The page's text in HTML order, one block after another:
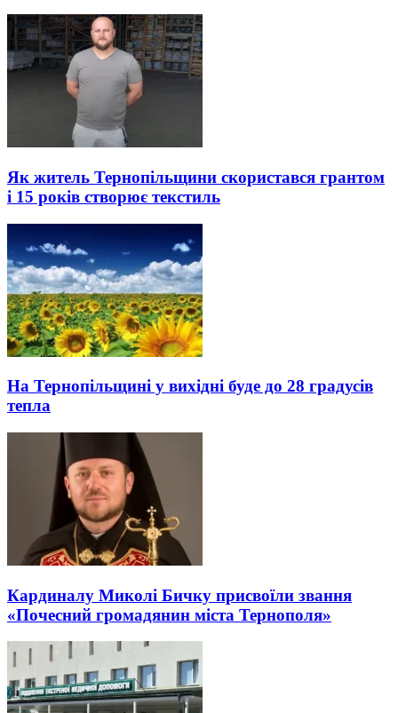
Як житель Тернопільщини скористався грантом
і 15 років створює текстиль
На Тернопільщині у вихідні буде до 28 градусів
тепла
Кардиналу Миколі Бичку присвоїли звання
«Почесний громадянин міста Тернополя»